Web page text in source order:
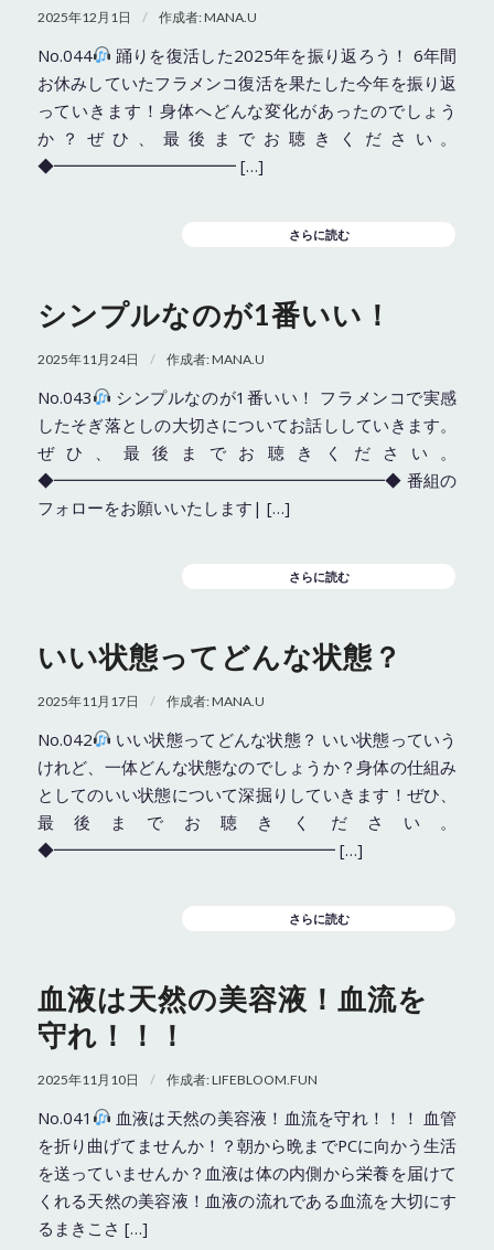
2025年12月1日 / 作成者:MANA.U
No.044
踊りを復活した2025年を振り返ろう！ 6年間
お休みしていたフラメンコ復活を果たした今年を振り返
っていきます！身体へどんな変化があったのでしょう
か？ぜひ、最後までお聴きください。
◆━━━━━━━━━━━ […]
さらに読む
シンプルなのが1番いい！
2025年11月24日 / 作成者:MANA.U
No.043
シンプルなのが1番いい！ フラメンコで実感
したそぎ落としの大切さについてお話ししていきます。
ぜひ、最後までお聴きください。
◆━━━━━━━━━━━━━━━━━━━━◆ 番組の
フォローをお願いいたします| […]
さらに読む
いい状態ってどんな状態？
2025年11月17日 / 作成者:MANA.U
No.042
いい状態ってどんな状態？ いい状態っていう
けれど、一体どんな状態なのでしょうか？身体の仕組み
としてのいい状態について深掘りしていきます！ぜひ、
最後までお聴きください。
◆━━━━━━━━━━━━━━━━━ […]
さらに読む
血液は天然の美容液！血流を
守れ！！！
2025年11月10日 / 作成者:LIFEBLOOM.FUN
No.041
血液は天然の美容液！血流を守れ！！！ 血管
を折り曲げてませんか！？朝から晩までPCに向かう生活
を送っていませんか？血液は体の内側から栄養を届けて
くれる天然の美容液！血液の流れである血流を大切にす
るまきこさ […]